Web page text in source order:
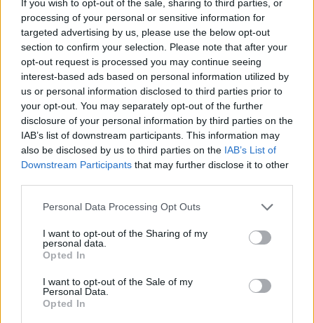
If you wish to opt-out of the sale, sharing to third parties, or
processing of your personal or sensitive information for
targeted advertising by us, please use the below opt-out
section to confirm your selection. Please note that after your
opt-out request is processed you may continue seeing
interest-based ads based on personal information utilized by
us or personal information disclosed to third parties prior to
your opt-out. You may separately opt-out of the further
disclosure of your personal information by third parties on the
IAB’s list of downstream participants. This information may
also be disclosed by us to third parties on the IAB’s List of
Downstream Participants that may further disclose it to other
Personal Data Processing Opt Outs
I want to opt-out of the Sharing of my
personal data.
Opted In
I want to opt-out of the Sale of my
Personal Data.
Opted In
Leo "Leo" Jannessona. Szwed zmagał się bowiem z
problemami natury mentalnej i organizacja
postanowiła dać mu czas. Dużo czasu, bo wiemy już, że
Leo nie zagra ani na VCT EMEA Stage 2, ani nawet na
VALORANT Champions. De facto oznacza to, że nie
zobaczymy go już w sezonie 2024. –Przez kilka
ostatnich tygodni dokładnie przyglądaliśmy się sytuacji
Leo. I niestety po dyskusjach z samym zawodnikiem,
jak i zespołem postanowiliśmy dać Leo czas aż do
końca sezonu– ujawnił w materiale wideo
Colin "CoJo"
Wobec tego hiro stanie przed ogromną szansą, by
dmuchać na zimne i dlatego ściągnęło kogoś, kto
wskoczy w buty szóstego gracza. Gracza gotowego, by
Kimś takim będzie Domagoj "Doma" Fancev. Dla
Chorwata to powrót do FNC, gdyż z brytyjską